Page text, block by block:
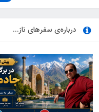
درباره‌ی سفرهای ناز...